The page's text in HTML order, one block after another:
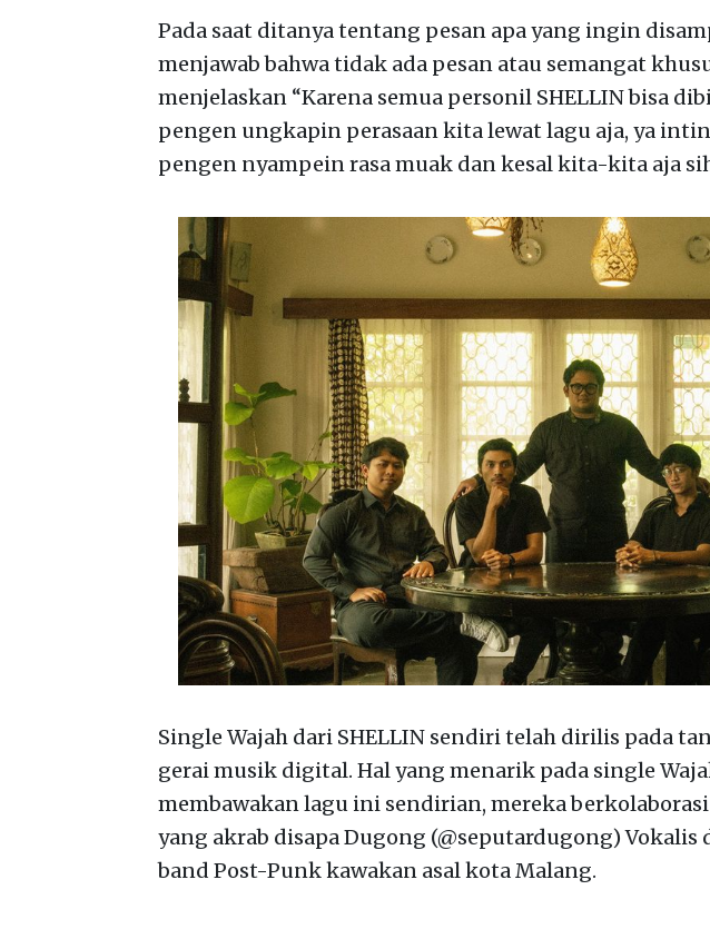
Pada saat ditanya tentang pesan apa yang ingin
menjawab bahwa tidak ada pesan atau semangat
menjelaskan “Karena semua personil SHELLIN bisa
pengen ungkapin perasaan kita lewat lagu aja, ya
pengen nyampein rasa muak dan kesal kita-kita aja
Single Wajah dari SHELLIN sendiri telah dirilis pada
gerai musik digital. Hal yang menarik pada single
membawakan lagu ini sendirian, mereka
yang akrab disapa Dugong (@seputardugong) Vokalis
band Post-Punk kawakan asal kota Malang.